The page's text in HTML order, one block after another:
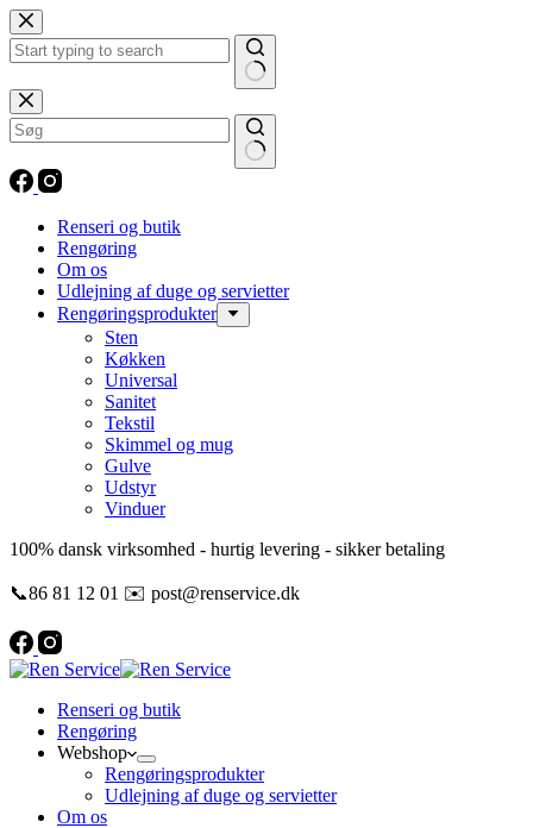
Fortsæt
til
indhold
Ingen
resultater
Ingen
resultater
Renseri og butik
Rengøring
Om os
Udlejning af duge og servietter
Rengøringsprodukter
Sten
Køkken
Universal
Sanitet
Tekstil
Skimmel og mug
Gulve
Udstyr
Vinduer
100% dansk virksomhed - hurtig levering - sikker betaling
📞86 81 12 01 ✉️ post@renservice.dk
Renseri og butik
Rengøring
Webshop
Rengøringsprodukter
Udlejning af duge og servietter
Om os